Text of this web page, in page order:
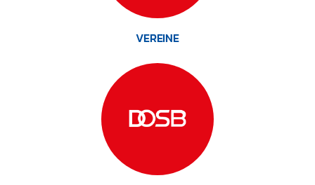
VEREINE